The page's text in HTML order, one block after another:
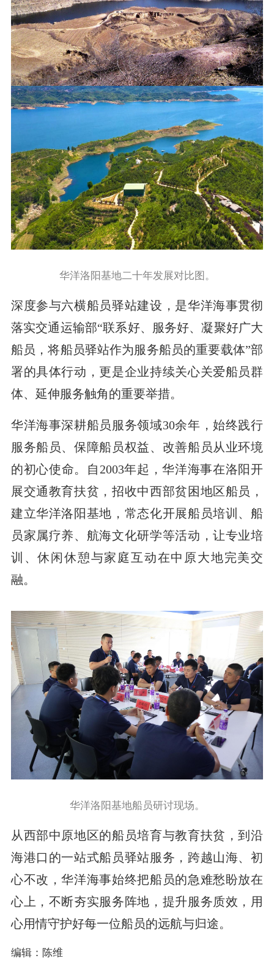
华洋洛阳基地二十年发展对比图。
深度参与六横船员驿站建设，是华洋海事贯彻
落实交通运输部“联系好、服务好、凝聚好广大
船员，将船员驿站作为服务船员的重要载体”部
署的具体行动，更是企业持续关心关爱船员群
体、延伸服务触角的重要举措。
华洋海事深耕船员服务领域30余年，始终践行
服务船员、保障船员权益、改善船员从业环境
的初心使命。自2003年起，华洋海事在洛阳开
展交通教育扶贫，招收中西部贫困地区船员，
建立华洋洛阳基地，常态化开展船员培训、船
员家属疗养、航海文化研学等活动，让专业培
训、休闲休憩与家庭互动在中原大地完美交
融。
华洋洛阳基地船员研讨现场。
从西部中原地区的船员培育与教育扶贫，到沿
海港口的一站式船员驿站服务，跨越山海、初
心不改，华洋海事始终把船员的急难愁盼放在
心上，不断夯实服务阵地，提升服务质效，用
心用情守护好每一位船员的远航与归途。
编辑：陈维